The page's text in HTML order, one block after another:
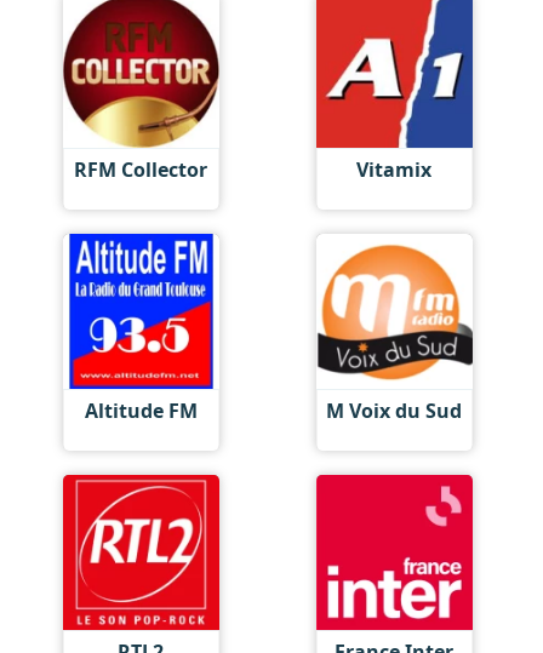
RFM Collector Vitamix
Altitude FM M Voix du Sud